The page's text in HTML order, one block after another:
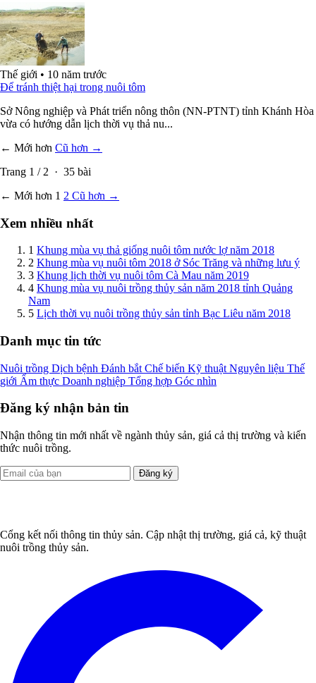
Thế giới • 10 năm trước
Để tránh thiệt hại trong nuôi tôm
Sở Nông nghiệp và Phát triển nông thôn (NN-PTNT) tỉnh Khánh Hòa
vừa có hướng dẫn lịch thời vụ thả nu...
← Mới hơn Cũ hơn →
Trang 1 / 2 · 35 bài
← Mới hơn 1 2 Cũ hơn →
Xem nhiều nhất
1 Khung mùa vụ thả giống nuôi tôm nước lợ năm 2018
2 Khung mùa vụ nuôi tôm 2018 ở Sóc Trăng và những lưu ý
3 Khung lịch thời vụ nuôi tôm Cà Mau năm 2019
4 Khung mùa vụ nuôi trồng thủy sản năm 2018 tỉnh Quảng
Nam
5 Lịch thời vụ nuôi trồng thủy sản tỉnh Bạc Liêu năm 2018
Danh mục tin tức
Nuôi trồng Dịch bệnh Đánh bắt Chế biến Kỹ thuật Nguyên liệu Thế
giới Ẩm thực Doanh nghiệp Tổng hợp Góc nhìn
Đăng ký nhận bản tin
Nhận thông tin mới nhất về ngành thủy sản, giá cả thị trường và kiến
thức nuôi trồng.
Đăng ký
Cổng kết nối thông tin thủy sản. Cập nhật thị trường, giá cả, kỹ thuật
nuôi trồng thủy sản.